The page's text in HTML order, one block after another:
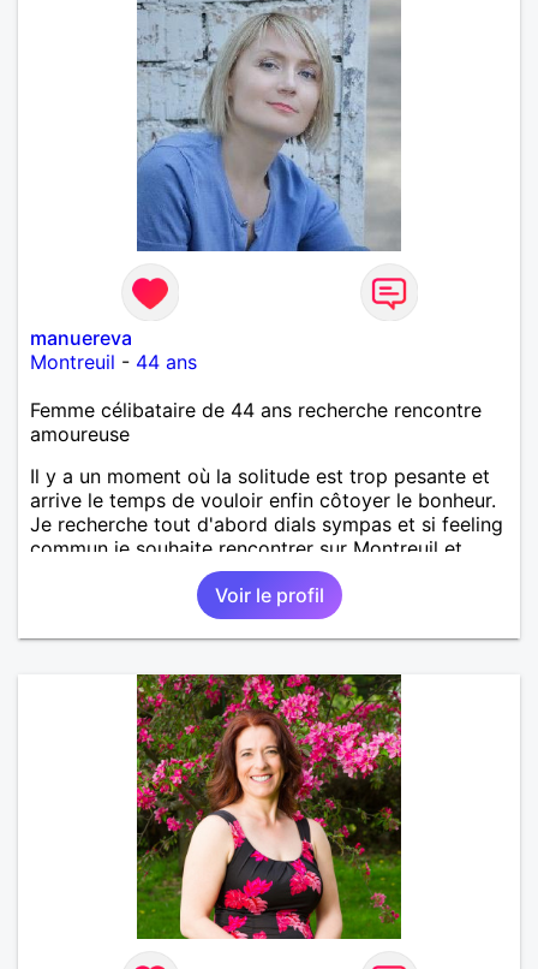
manuereva
Montreuil - 44 ans
Femme célibataire de 44 ans recherche rencontre
amoureuse
Il y a un moment où la solitude est trop pesante et
arrive le temps de vouloir enfin côtoyer le bonheur.
Je recherche tout d'abord dials sympas et si feeling
commun je souhaite rencontrer sur Montreuil et
secteur alentours, pourquoi pas.
Voir le profil